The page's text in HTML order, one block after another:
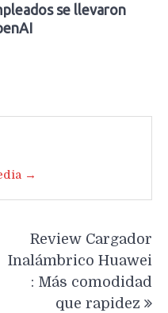
se llevaron
→
Review Cargador
Inalámbrico Huawei
: Más comodidad
que rapidez